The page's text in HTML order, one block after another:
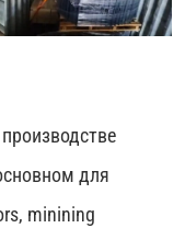
для
minining